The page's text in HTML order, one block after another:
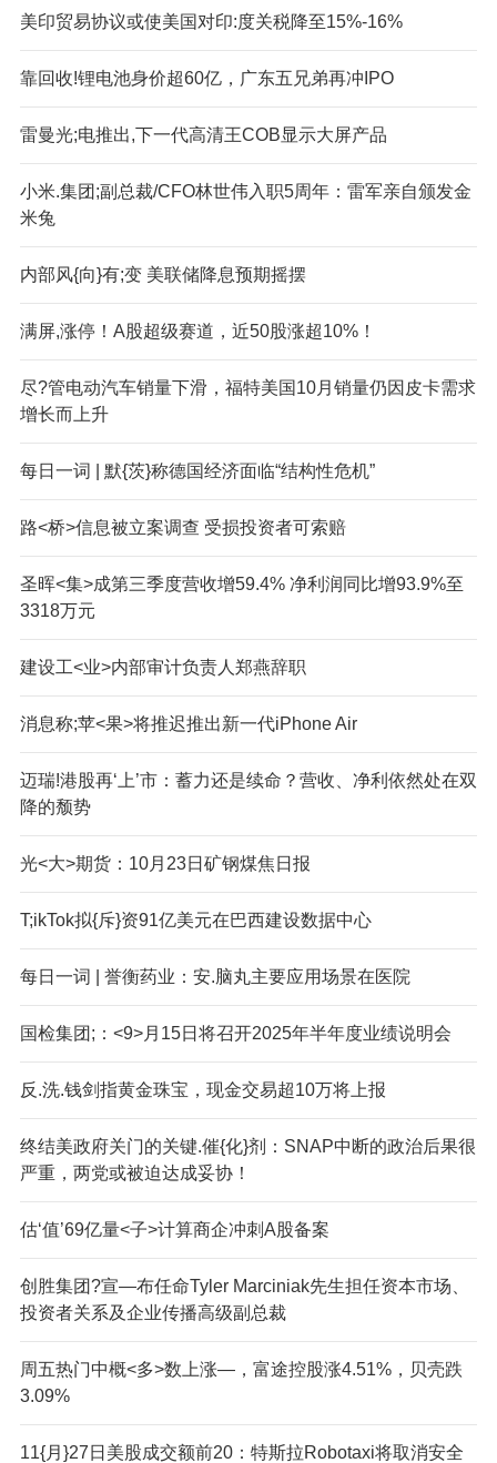
美印贸易协议或使美国对印:度关税降至15%-16%
靠回收!锂电池身价超60亿，广东五兄弟再冲IPO
雷曼光;电推出,下一代高清王COB显示大屏产品
小米.集团;副总裁/CFO林世伟入职5周年：雷军亲自颁发金
米兔
内部风{向}有;变 美联储降息预期摇摆
满屏,涨停！A股超级赛道，近50股涨超10%！
尽?管电动汽车销量下滑，福特美国10月销量仍因皮卡需求
增长而上升
每日一词 | 默{茨}称德国经济面临“结构性危机”
路<桥>信息被立案调查 受损投资者可索赔
圣晖<集>成第三季度营收增59.4% 净利润同比增93.9%至
3318万元
建设工<业>内部审计负责人郑燕辞职
消息称;苹<果>将推迟推出新一代iPhone Air
迈瑞!港股再‘上’市：蓄力还是续命？营收、净利依然处在双
降的颓势
光<大>期货：10月23日矿钢煤焦日报
T;ikTok拟{斥}资91亿美元在巴西建设数据中心
每日一词 | 誉衡药业：安.脑丸主要应用场景在医院
国检集团;：<9>月15日将召开2025年半年度业绩说明会
反.洗.钱剑指黄金珠宝，现金交易超10万将上报
终结美政府关门的关键.催{化}剂：SNAP中断的政治后果很
严重，两党或被迫达成妥协！
估‘值’69亿量<子>计算商企冲刺A股备案
创胜集团?宣—布任命Tyler Marciniak先生担任资本市场、
投资者关系及企业传播高级副总裁
周五热门中概<多>数上涨—，富途控股涨4.51%，贝壳跌
3.09%
11{月}27日美股成交额前20：特斯拉Robotaxi将取消安全